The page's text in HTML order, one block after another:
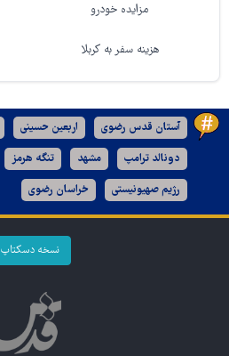
مزایده خودرو
هزینه سفر به کربلا
آستان قدس رضوی اربعین حسینی
دونالد ترامپ مشهد تنگه هرمز
رژیم صهیونیستی خراسان رضوی
نسخه دسکتاپ